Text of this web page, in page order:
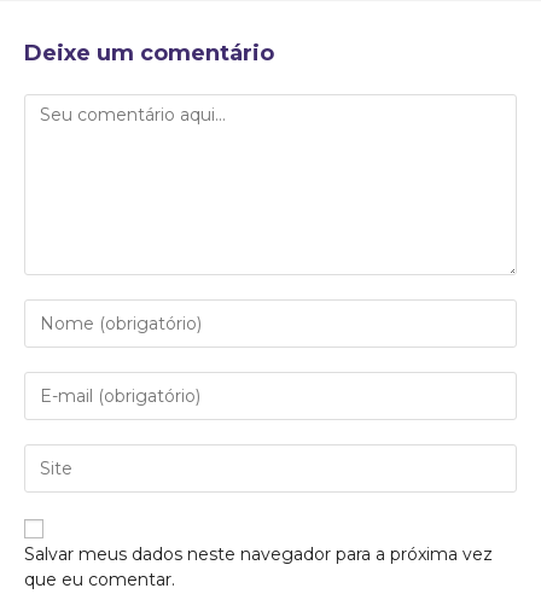
Deixe um comentário
Salvar meus dados neste navegador para a próxima vez
que eu comentar.